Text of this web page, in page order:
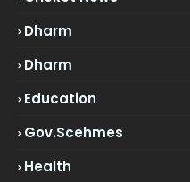
Dharm
Dharm
Education
Gov.scehmes
Health